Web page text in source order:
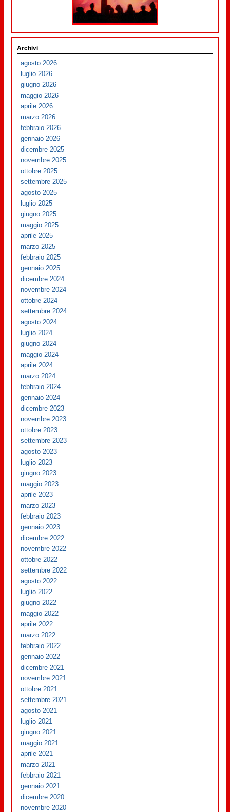
Archivi
agosto 2026
luglio 2026
giugno 2026
maggio 2026
aprile 2026
marzo 2026
febbraio 2026
gennaio 2026
dicembre 2025
novembre 2025
ottobre 2025
settembre 2025
agosto 2025
luglio 2025
giugno 2025
maggio 2025
aprile 2025
marzo 2025
febbraio 2025
gennaio 2025
dicembre 2024
novembre 2024
ottobre 2024
settembre 2024
agosto 2024
luglio 2024
giugno 2024
maggio 2024
aprile 2024
marzo 2024
febbraio 2024
gennaio 2024
dicembre 2023
novembre 2023
ottobre 2023
settembre 2023
agosto 2023
luglio 2023
giugno 2023
maggio 2023
aprile 2023
marzo 2023
febbraio 2023
gennaio 2023
dicembre 2022
novembre 2022
ottobre 2022
settembre 2022
agosto 2022
luglio 2022
giugno 2022
maggio 2022
aprile 2022
marzo 2022
febbraio 2022
gennaio 2022
dicembre 2021
novembre 2021
ottobre 2021
settembre 2021
agosto 2021
luglio 2021
giugno 2021
maggio 2021
aprile 2021
marzo 2021
febbraio 2021
gennaio 2021
dicembre 2020
novembre 2020